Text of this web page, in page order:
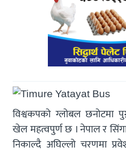
विश्वकपको ग्लोबल छनोटमा
खेल महत्वपुर्ण छ । नेपाल र
निकाल्दै अघिल्लो चरणमा